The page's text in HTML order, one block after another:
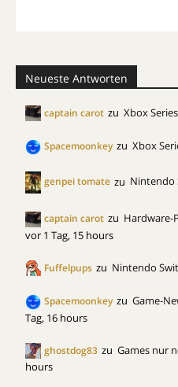
Neueste Antworten
captain carot zu Xbox
Spacemoonkey zu Xbox
genpei tomate zu Nintendo
captain carot zu Hardware-
vor 1 Tag, 15 hours
Fuffelpups zu Nintendo
Spacemoonkey zu Game-
Tag, 16 hours
ghostdog83 zu Games nur
hours